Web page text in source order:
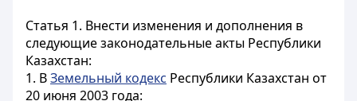
Статья 1. Внести изменения и дополнения в
следующие законодательные акты Республики
Казахстан:
1. ВЗемельный кодекс Республики Казахстан от
20 июня 2003 года: